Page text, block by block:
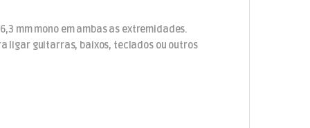
mm mono em ambas as extremidades.
ligar guitarras, baixos, teclados ou outros